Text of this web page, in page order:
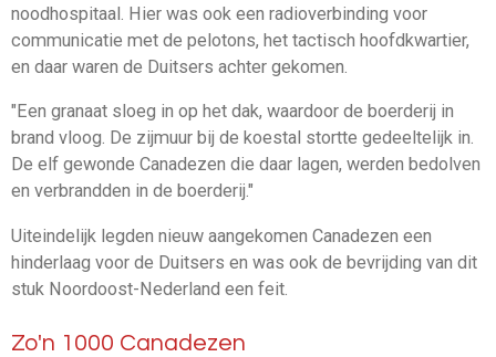
noodhospitaal. Hier was ook een radioverbinding voor
communicatie met de pelotons, het tactisch hoofdkwartier,
en daar waren de Duitsers achter gekomen.
"Een granaat sloeg in op het dak, waardoor de boerderij in
brand vloog. De zijmuur bij de koestal stortte gedeeltelijk in.
De elf gewonde Canadezen die daar lagen, werden bedolven
en verbrandden in de boerderij."
Uiteindelijk legden nieuw aangekomen Canadezen een
hinderlaag voor de Duitsers en was ook de bevrijding van dit
stuk Noordoost-Nederland een feit.
Zo'n 1000 Canadezen